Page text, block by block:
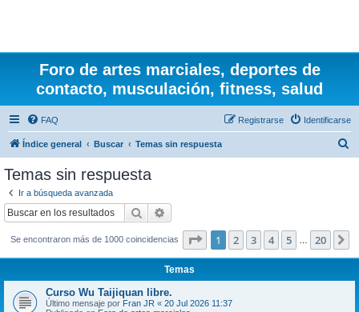
Foro de artes marciales, deportes de
contacto, musculación, fitness, salud
FAQ Identificarse
Registrarse
Índice general Buscar Temas sin respuesta
Temas sin respuesta
Ir a búsqueda avanzada
Buscar
Se encontraron más de 1000 coincidencias Página de 20
1 2 3 4 5 20
Temas
Curso Wu Taijiquan libre.
Último mensaje por Fran JR « 20 Jul 2026 11:37